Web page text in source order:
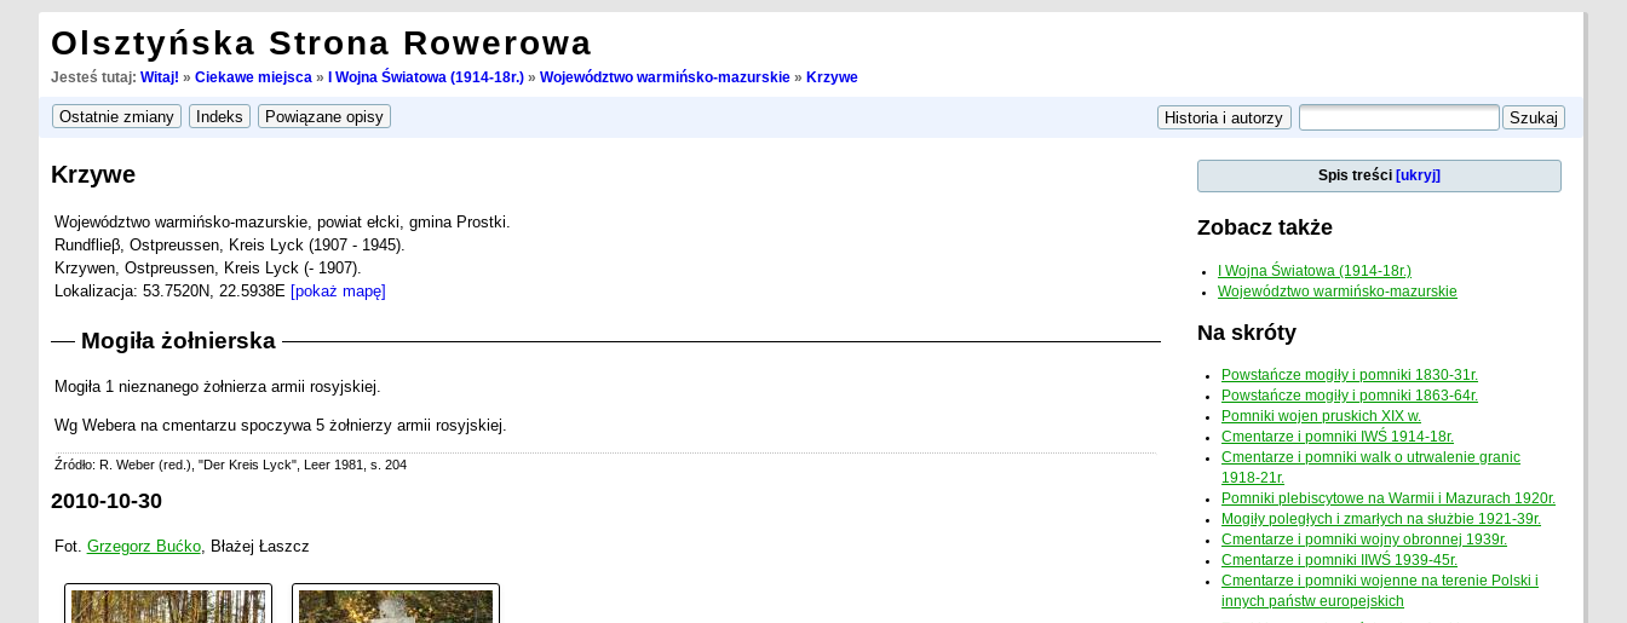
Olsztyńska Strona Rowerowa
Jesteś tutaj: Witaj! » Ciekawe miejsca » I Wojna Światowa (1914-18r.)» Województwo warmińsko-mazurskie» Krzywe
Krzywe
Województwo warmińsko-mazurskie, powiat ełcki, gmina Prostki.
Rundflieβ, Ostpreussen, Kreis Lyck (1907 - 1945).
Krzywen, Ostpreussen, Kreis Lyck (- 1907).
Lokalizacja: 53.7520N, 22.5938E [pokaż mapę]
Mogiła żołnierska
Mogiła 1 nieznanego żołnierza armii rosyjskiej.
Wg Webera na cmentarzu spoczywa 5 żołnierzy armii rosyjskiej.
Źródło: R. Weber (red.), "Der Kreis Lyck", Leer 1981, s. 204
2010-10-30
Fot. Grzegorz Bućko, Błażej Łaszcz
Spis treści [ukryj]
Zobacz także
I Wojna Światowa (1914-18r.)
Województwo warmińsko-mazurskie
Na skróty
Powstańcze mogiły i pomniki 1830-31r.
Powstańcze mogiły i pomniki 1863-64r.
Pomniki wojen pruskich XIX w.
Cmentarze i pomniki IWŚ 1914-18r.
Cmentarze i pomniki walk o utrwalenie granic
1918-21r.
Pomniki plebiscytowe na Warmii i Mazurach 1920r.
Mogiły poległych i zmarłych na służbie 1921-39r.
Cmentarze i pomniki wojny obronnej 1939r.
Cmentarze i pomniki IIWŚ 1939-45r.
Cmentarze i pomniki wojenne na terenie Polski i
innych państw europejskich